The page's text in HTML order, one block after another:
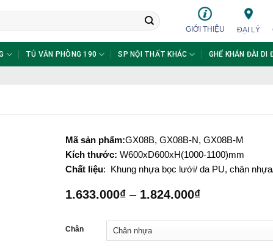
GIỚI THIỆU ĐẠI LÝ
TỦ VĂN PHÒNG 190 SP NỘI THẤT KHÁC GHẾ KHÁN ĐÀI DI
Mã sản phẩm:GX08B, GX08B-N, GX08B-M
Kích thước: W600xD600xH(1000-1100)mm
Chất liệu: Khung nhựa bọc lưới/ da PU, chân
1.633.000₫ – 1.824.000₫Khoảng
đến
Chân